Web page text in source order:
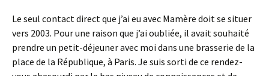
Le seul contact direct que j’ai eu avec Mamère doit se situer
vers 2003. Pour une raison que j’ai oubliée, il avait souhaité
prendre un petit-déjeuner avec moi dans une brasserie de la
place de la République, à Paris. Je suis sorti de ce rendez-